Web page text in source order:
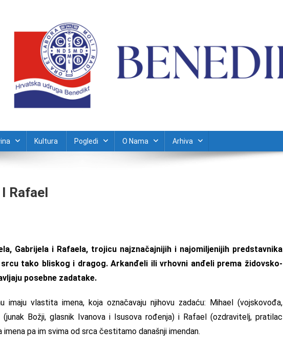
Kultura Pogledi O Nama Arhiva
Rafael
Gabrijela i Rafaela, trojicu najznačajnijih i najomiljenijih predstavnika
tako bliskog i dragog. Arkanđeli ili vrhovni anđeli prema židovsko-
posebne zadatake.
imaju vlastita imena, koja označavaju njihovu zadaću: Mihael (vojskovođa,
Božji, glasnik Ivanova i Isusova rođenja) i Rafael (ozdravitelj, pratilac
imena pa im svima od srca čestitamo današnji imendan.